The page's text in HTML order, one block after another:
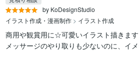
by KoDesignStudio
イラスト作成・漫画制作 > イラスト作成
商用や観賞用に☆可愛いイラスト描きま
メッサージのやり取りも少ないのに、イ